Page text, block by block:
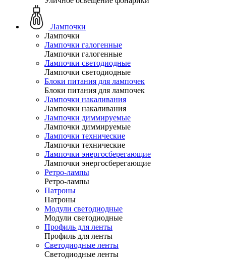
Лампочки
Лампочки
Лампочки галогенные
Лампочки галогенные
Лампочки светодиодные
Лампочки светодиодные
Блоки питания для лампочек
Блоки питания для лампочек
Лампочки накаливания
Лампочки накаливания
Лампочки диммируемые
Лампочки диммируемые
Лампочки технические
Лампочки технические
Лампочки энергосберегающие
Лампочки энергосберегающие
Ретро-лампы
Ретро-лампы
Патроны
Патроны
Модули светодиодные
Модули светодиодные
Профиль для ленты
Профиль для ленты
Светодиодные ленты
Светодиодные ленты